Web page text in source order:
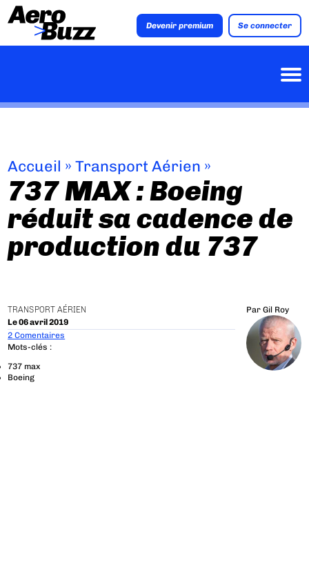
Devenir premium Se connecter
Accueil »Transport Aérien »
737 MAX : Boeing
réduit sa cadence de
production du 737
TRANSPORT AÉRIEN
Le 06 avril 2019
Par Gil Roy
2 Comentaires
Mots-clés :
737 max
Boeing